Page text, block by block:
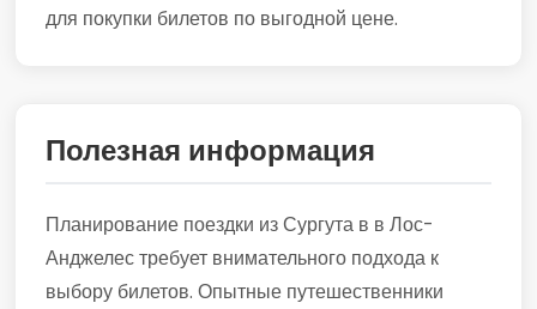
для покупки билетов по выгодной цене.
Полезная информация
Планирование поездки из Сургута в в Лос-
Анджелес требует внимательного подхода к
выбору билетов. Опытные путешественники